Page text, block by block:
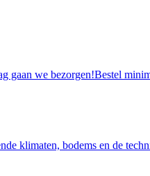
we bezorgen!Bestel
klimaten, bodems en de